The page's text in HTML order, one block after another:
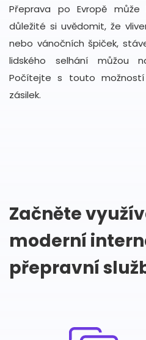
Přeprava po Evropě
důležité si uvědomit, že
nebo vánočních špiček,
lidského selhání můžou
Počítejte s touto
zásilek.
Začněte
moderní
přepravní